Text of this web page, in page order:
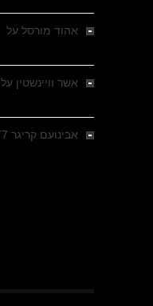
אהוד מורסל על
אשר וויינשטין על
אבינועם קריגר 097432577